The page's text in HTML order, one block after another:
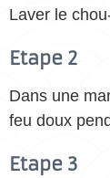
Laver le
Etape 2
Dans une
feu doux
Etape 3